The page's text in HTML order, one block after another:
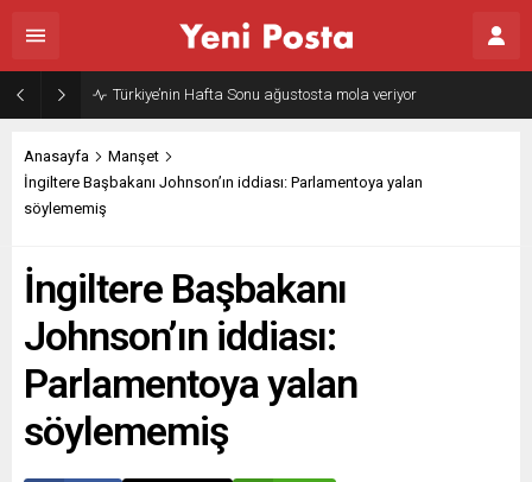
Gazze’nin geleceği: Teknokratik kontrol mü, kolonializm mi?
Anasayfa
Manşet
İngiltere Başbakanı Johnson’ın iddiası: Parlamentoya yalan
söylememiş
İngiltere Başbakanı
Johnson’ın iddiası:
Parlamentoya yalan
söylememiş